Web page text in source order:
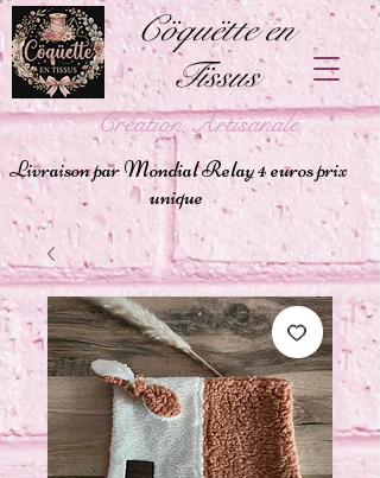
Cöquëtte en
Tïssus
Création Artisanale
Livraison par Mondial Relay 4 euros prix
unique